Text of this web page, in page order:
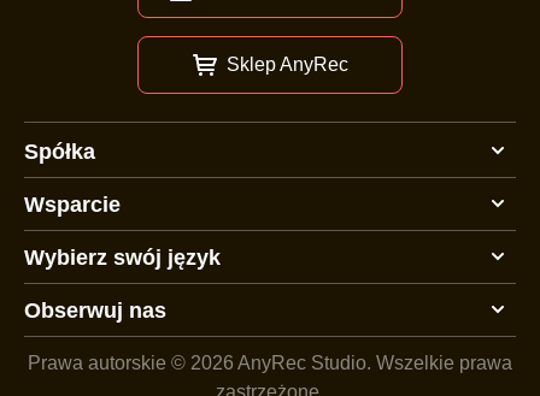
Sklep AnyRec
Spółka
Wsparcie
Wybierz swój język
Obserwuj nas
Prawa autorskie © 2026 AnyRec Studio. Wszelkie prawa
zastrzeżone.